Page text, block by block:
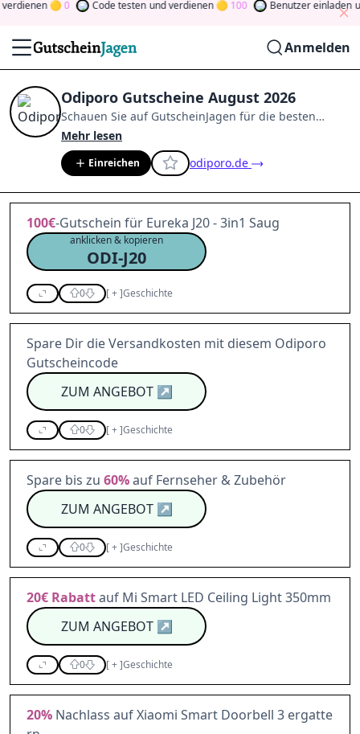
0 Code testen und verdienen 100 Benutzer einladen
Anmelden
Odiporo Gutscheine August 2026
Schauen Sie auf GutscheinJagen für die besten
Odiporo-Angebote im
der Community
und verdienen Sie Tokens, indem Sie
durch Abstimmen, Testen, Teilen und mehr
beitragen. Drehen Sie den Glücksklee
Sie Geld
Mehr lesen
Einreichen odiporo.de
100€-Gutschein für Eureka J20 - 3in1 Saug
anklicken & kopieren
ODI-J20
0 [+]Geschichte
Spare Dir die Versandkosten mit diesem Odiporo
Gutscheincode
ZUM ANGEBOT↗
0 [+]Geschichte
Spare bis zu 60%auf Fernseher & Zubehör
ZUM ANGEBOT↗
0 [+]Geschichte
20€ Rabattauf Mi Smart LED Ceiling Light 350mm
ZUM ANGEBOT↗
0 [+]Geschichte
20% Nachlass auf Xiaomi Smart Doorbell 3 ergatte